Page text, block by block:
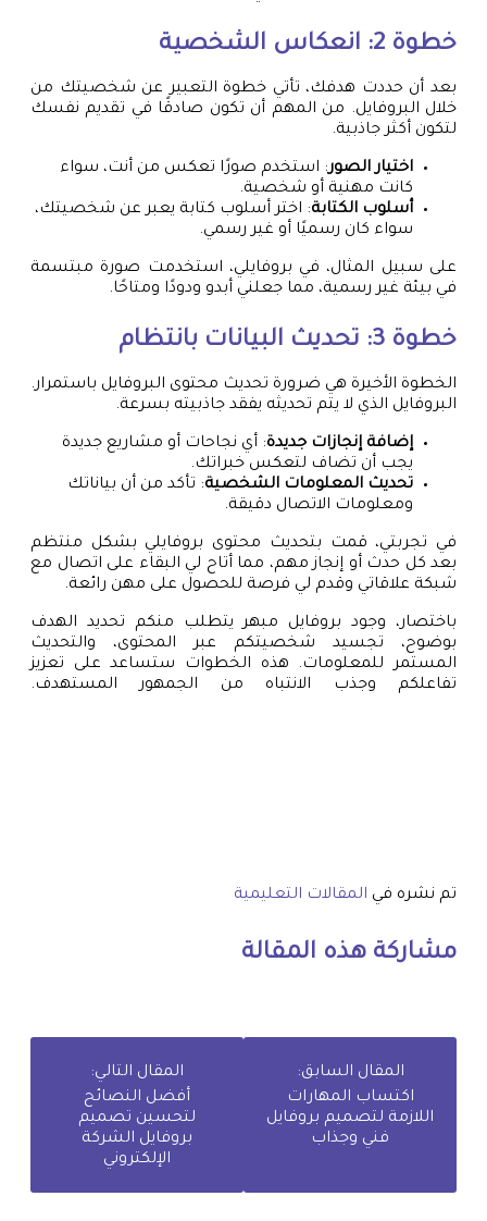
خطوة 2: انعكاس الشخصية
بعد أن حددت هدفك، تأتي خطوة التعبير عن شخصيتك من
خلال البروفايل. من المهم أن تكون صادقًا في تقديم نفسك
لتكون أكثر جاذبية.
اختيار الصور: استخدم صورًا تعكس من أنت، سواء
كانت مهنية أو شخصية.
أسلوب الكتابة: اختر أسلوب كتابة يعبر عن شخصيتك،
سواء كان رسميًا أو غير رسمي.
على سبيل المثال، في بروفايلي، استخدمت صورة مبتسمة
في بيئة غير رسمية، مما جعلني أبدو ودودًا ومتاحًا.
خطوة 3: تحديث البيانات بانتظام
الخطوة الأخيرة هي ضرورة تحديث محتوى البروفايل باستمرار.
البروفايل الذي لا يتم تحديثه يفقد جاذبيته بسرعة.
إضافة إنجازات جديدة: أي نجاحات أو مشاريع جديدة
يجب أن تضاف لتعكس خبراتك.
تحديث المعلومات الشخصية: تأكد من أن بياناتك
ومعلومات الاتصال دقيقة.
في تجربتي، قمت بتحديث محتوى بروفايلي بشكل منتظم
بعد كل حدث أو إنجاز مهم، مما أتاح لي البقاء على اتصال مع
شبكة علاقاتي وقدم لي فرصة للحصول على مهن رائعة.
باختصار، وجود بروفايل مبهر يتطلب منكم تحديد الهدف
بوضوح، تجسيد شخصيتكم عبر المحتوى، والتحديث
المستمر للمعلومات. هذه الخطوات ستساعد على تعزيز
تفاعلكم وجذب الانتباه من الجمهور المستهدف.
تم نشره في المقالات التعليمية
مشاركة هذه المقالة
المقال السابق:
اكتساب المهارات
اللازمة لتصميم بروفايل
فني وجذاب
المقال التالي:
أفضل النصائح
لتحسين تصميم
بروفايل الشركة
الإلكتروني